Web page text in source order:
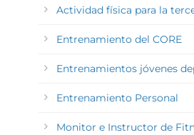
Actividad física para la
Entrenamiento del CORE
Entrenamientos jóvenes
Entrenamiento Personal
Monitor e Instructor de